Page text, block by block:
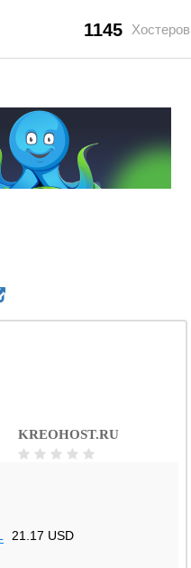
1145 Хостеров
KREOHOST.RU
21.17 USD